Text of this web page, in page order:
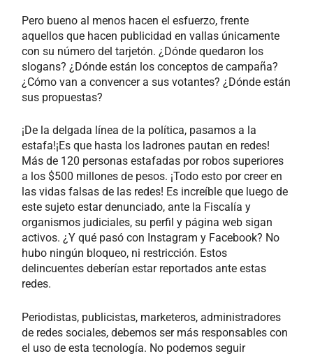
Pero bueno al menos hacen el esfuerzo, frente
aquellos que hacen publicidad en vallas únicamente
con su número del tarjetón. ¿Dónde quedaron los
slogans? ¿Dónde están los conceptos de campaña?
¿Cómo van a convencer a sus votantes? ¿Dónde están
sus propuestas?
¡De la delgada línea de la política, pasamos a la
estafa!¡Es que hasta los ladrones pautan en redes!
Más de 120 personas estafadas por robos superiores
a los $500 millones de pesos. ¡Todo esto por creer en
las vidas falsas de las redes! Es increíble que luego de
este sujeto estar denunciado, ante la Fiscalía y
organismos judiciales, su perfil y página web sigan
activos. ¿Y qué pasó con Instagram y Facebook? No
hubo ningún bloqueo, ni restricción. Estos
delincuentes deberían estar reportados ante estas
redes.
Periodistas, publicistas, marketeros, administradores
de redes sociales, debemos ser más responsables con
el uso de esta tecnología. No podemos seguir